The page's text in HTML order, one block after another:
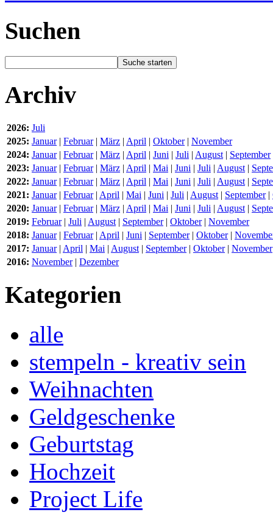
Suchen
Archiv
2026: Juli
2025: Januar| Februar| März | April | Oktober| November
2024: Januar| Februar| März | April | Juni | Juli | August | September
2023: Januar| Februar| März | April | Mai | Juni | Juli | August |
2022: Januar| Februar| März | April | Mai | Juni | Juli | August |
2021: Januar| Februar| April | Mai | Juni | Juli | August | September|
2020: Januar| Februar| März | April | Mai | Juni | Juli | August |
2019: Februar| Juli | August | September| Oktober| November
2018: Januar| Februar| April | Juni | September| Oktober|
2017: Januar| April | Mai | August | September| Oktober| November
2016: November| Dezember
Kategorien
alle
stempeln - kreativ sein
Weihnachten
Geldgeschenke
Geburtstag
Hochzeit
Project Life